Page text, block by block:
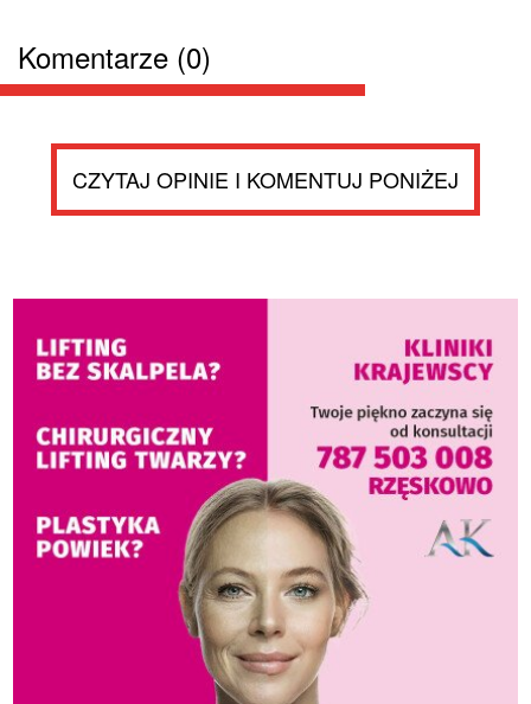
Komentarze (0)
CZYTAJ OPINIE I KOMENTUJ PONIŻEJ